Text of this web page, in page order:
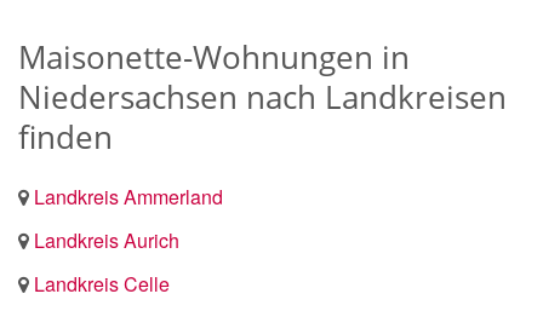
Maisonette-Wohnungen in
Niedersachsen nach Landkreisen
finden
Landkreis Ammerland
Landkreis Aurich
Landkreis Celle